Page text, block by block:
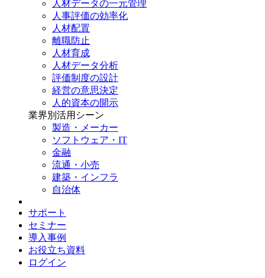
人材データの一元管理
人事評価の効率化
人材配置
離職防止
人材育成
人材データ分析
評価制度の設計
経営の意思決定
人的資本の開示
業界別 活用シーン
製造・メーカー
ソフトウェア・IT
金融
流通・小売
建築・インフラ
自治体
サポート
セミナー
導入事例
お役立ち資料
ログイン